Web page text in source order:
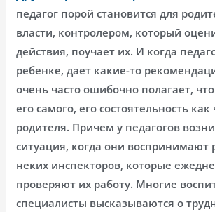
педагог порой становится для
власти, контролером, который
действия, поучает их. И когда
ребенке, дает какие-то
очень часто ошибочно полагает,
его самого, его состоятельность
родителя. Причем у педагогов
ситуация, когда они воспринимают
неких инспекторов, которые
проверяют их работу. Многие
специалисты высказываются о